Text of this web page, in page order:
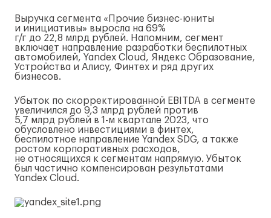
Выручка сегмента «Прочие бизнес-юниты
и инициативы» выросла на 69%
г/г до 22,8 млрд рублей. Напомним, сегмент
включает направление разработки беспилотных
автомобилей, Yandex Cloud, Яндекс Образование,
Устройства и Алису, Финтех и ряд других
бизнесов.
Убыток по скорректированной EBITDA в сегменте
увеличился до 9,3 млрд рублей против
5,7 млрд рублей в 1-м квартале 2023, что
обусловлено инвестициями в финтех,
беспилотное направление Yandex SDG, а также
ростом корпоративных расходов,
не относящихся к сегментам напрямую. Убыток
был частично компенсирован результатами
Yandex Cloud.